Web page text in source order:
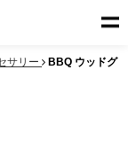
サリー
BBQ ウッドグ